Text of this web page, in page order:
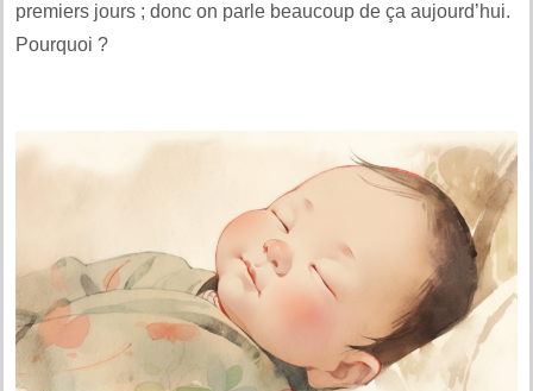
premiers jours ; donc on parle beaucoup de ça aujourd’hui.
Pourquoi ?